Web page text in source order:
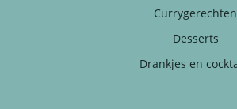
Currygerechten
Desserts
Drankjes en